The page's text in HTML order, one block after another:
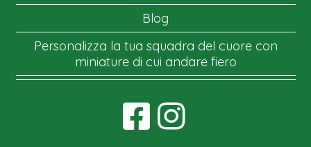
Blog
Personalizza la tua squadra del cuore con
miniature di cui andare fiero